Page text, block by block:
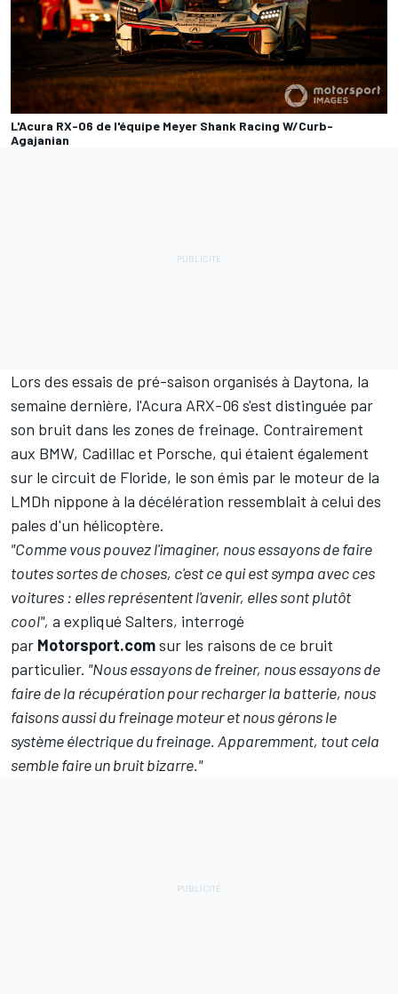
L'Acura RX-06 de l'équipe Meyer Shank Racing W/Curb-
Agajanian
Lors des essais de pré-saison organisés à Daytona, la
semaine dernière, l'Acura ARX-06 s'est distinguée par
son bruit dans les zones de freinage. Contrairement
aux BMW, Cadillac et Porsche, qui étaient également
sur le circuit de Floride, le son émis par le moteur de la
LMDh nippone à la décélération ressemblait à celui des
pales d'un hélicoptère.
"Comme vous pouvez l'imaginer, nous essayons de faire
toutes sortes de choses, c'est ce qui est sympa avec ces
voitures : elles représentent l'avenir, elles sont plutôt
cool", a expliqué Salters, interrogé
par Motorsport.comsur les raisons de ce bruit
particulier. "Nous essayons de freiner, nous essayons de
faire de la récupération pour recharger la batterie, nous
faisons aussi du freinage moteur et nous gérons le
système électrique du freinage. Apparemment, tout cela
semble faire un bruit bizarre."